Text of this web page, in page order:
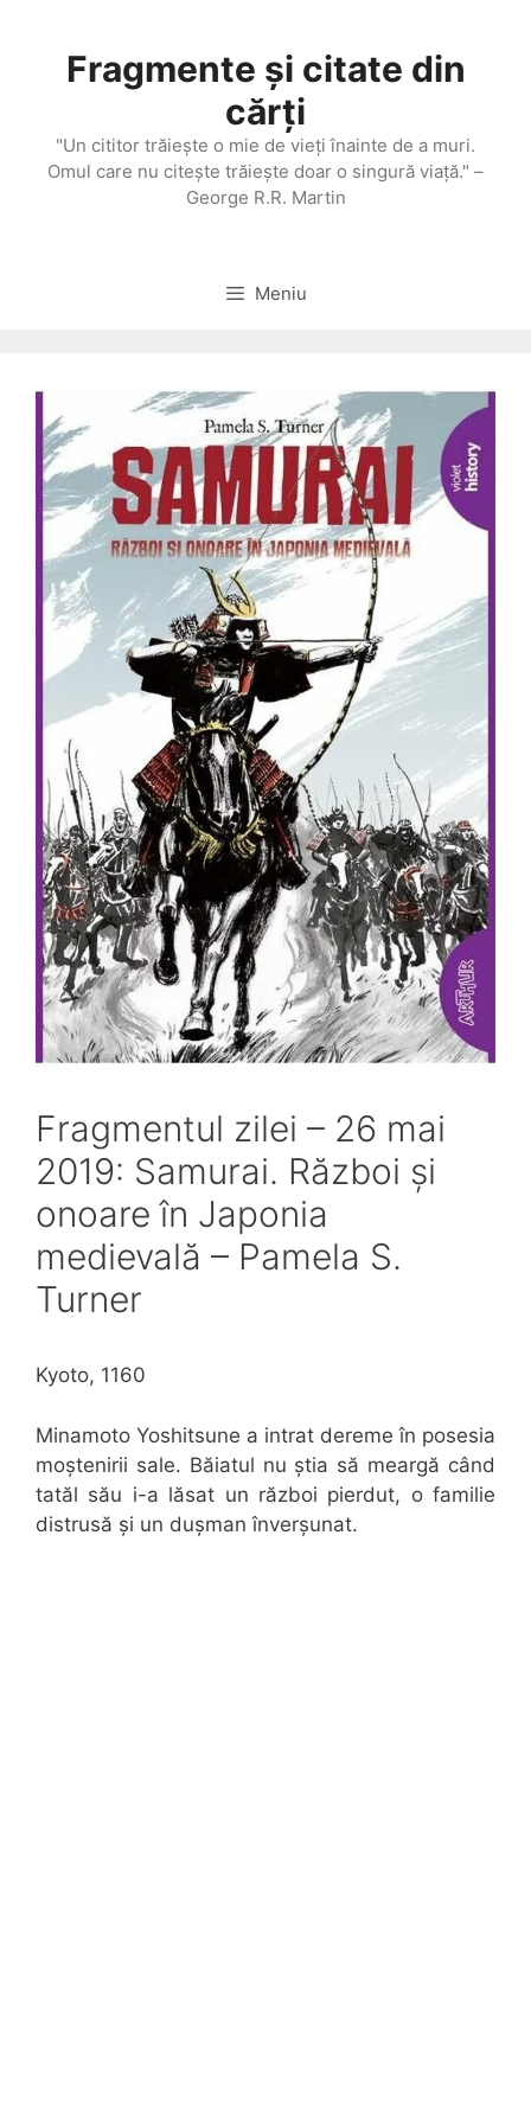
conținutFragmente și citate din
cărți
"Un cititor trăieşte o mie de vieţi înainte de a muri.
Omul care nu citeşte trăieşte doar o singură viaţă." –
George R.R. Martin
Meniu
Fragmentul zilei – 26 mai
2019: Samurai. Război și
onoare în Japonia
medievală – Pamela S.
Turner
Kyoto, 1160
Minamoto Yoshitsune a intrat dereme în posesia
moștenirii sale. Băiatul nu știa să meargă când
tatăl său i-a lăsat un război pierdut, o familie
distrusă și un dușman înverșunat.